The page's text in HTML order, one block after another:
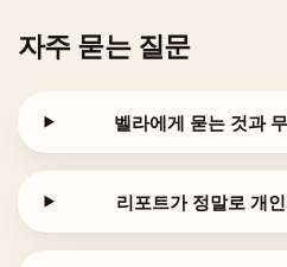
자주 묻는 질문
벨라에게 묻는 것과
리포트가 정말로 개